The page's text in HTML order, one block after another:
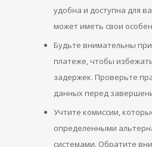
удобна и доступна для
может иметь свои
Будьте внимательны
платеже, чтобы
задержек. Проверьте
данных перед
Учтите комиссии,
определенными
системами. Обратите